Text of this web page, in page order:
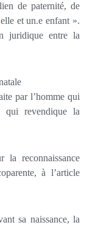
de paternité, de
et un.e enfant ».
juridique entre la
par l’homme qui
qui revendique la
la reconnaissance
à l’article
sa naissance, la